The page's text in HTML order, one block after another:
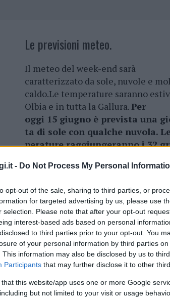
- Do Not Process My Personal
opt-out of the sale, sharing to third parties, or
for targeted advertising by us, please use
selection. Please note that after your opt-out
interest-based ads based on personal
to third parties prior to your opt-out. You
of your personal information by third parties on
This information may also be disclosed by us to
Participants that may further disclose it to other
that this website/app uses one or more Google
but not limited to your visit or usage
Le previsioni meteo.
Il meteo del week-end sarà
caratterizzato da sole, nuvole e
caldo.Le temperature saranno
Olbia e in tutta la Gallura.Per
oggi 15 giugno è prevista una
ta di sole con qualche nuvola.
perature raggiungeranno i 32
Per domani 16 giugnoè prevista